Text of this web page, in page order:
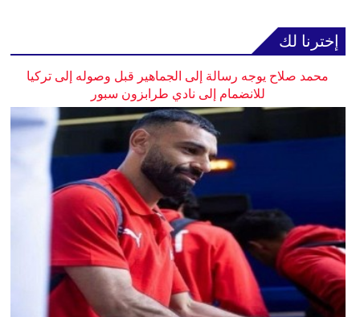
إخترنا لك
محمد صلاح يوجه رسالة إلى الجماهير قبل وصوله إلى تركيا
للانضمام إلى نادي طرابزون سبور